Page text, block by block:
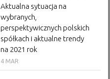
Aktualna sytuacja na
wybranych,
perspektywicznych polskich
spółkach i aktualne trendy
na 2021 rok
4 MAR